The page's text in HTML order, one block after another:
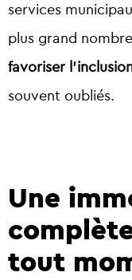
services
plus grand
favoriser
souvent oubliés.
Une
tout